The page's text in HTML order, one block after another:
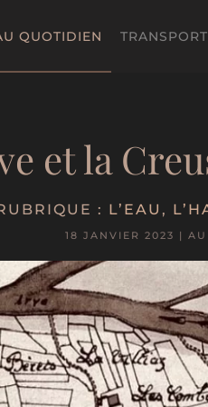
QUOTIDIEN TRANSPORT
et la
: L’EAU ,
18 JANVIER 2023 |